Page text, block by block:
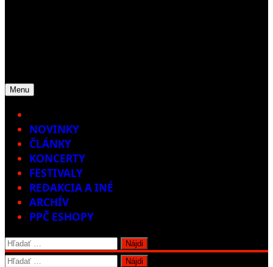
Menu
NOVINKY
ČLÁNKY
KONCERTY
FESTIVALY
REDAKCIA A INÉ
ARCHÍV
PPČ ESHOPY
Hľadať:
Hľadať: